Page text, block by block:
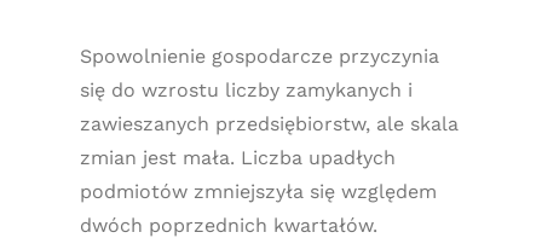
Spowolnienie gospodarcze przyczynia
się do wzrostu liczby zamykanych i
zawieszanych przedsiębiorstw, ale skala
zmian jest mała. Liczba upadłych
podmiotów zmniejszyła się względem
dwóch poprzednich kwartałów.